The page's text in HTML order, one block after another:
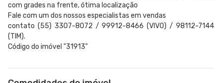
com grades na frente, ótima localização
Fale com um dos nossos especialistas em vendas
contato (55) 3307-8072 / 99912-8466 (VIVO) / 98112-7144
(TIM).
Código do imóvel "31913"